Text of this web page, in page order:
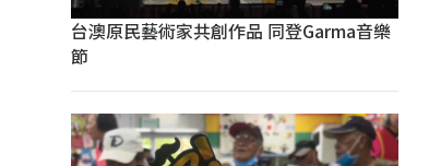
台澳原民藝術家共創作品 同登Garma音樂
節